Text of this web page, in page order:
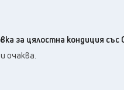
за цялостна кондиция със
очаква.